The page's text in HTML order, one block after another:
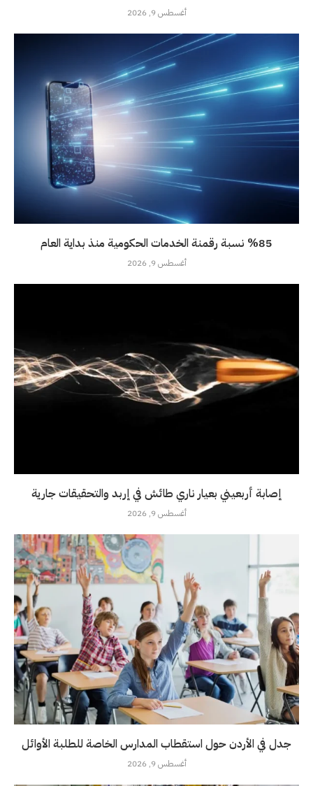
أغسطس 9, 2026
%85 نسبة رقمنة الخدمات الحكومية منذ بداية العام
أغسطس 9, 2026
إصابة أربعيني بعيار ناري طائش في إربد والتحقيقات جارية
أغسطس 9, 2026
جدل في الأردن حول استقطاب المدارس الخاصة للطلبة الأوائل
أغسطس 9, 2026